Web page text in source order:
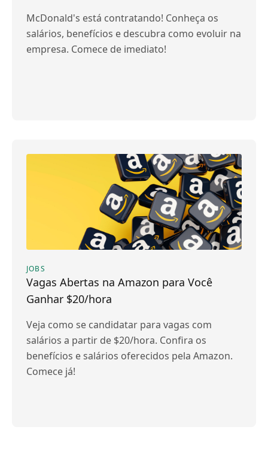
McDonald's está contratando! Conheça os
salários, benefícios e descubra como evoluir na
empresa. Comece de imediato!
JOBS
Vagas Abertas na Amazon para Você
Ganhar $20/hora
Veja como se candidatar para vagas com
salários a partir de $20/hora. Confira os
benefícios e salários oferecidos pela Amazon.
Comece já!